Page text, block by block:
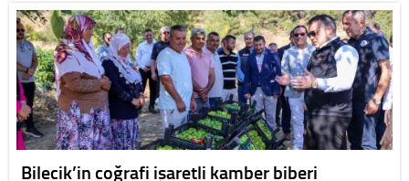
Bilecik’in coğrafi işaretli kamber biberi